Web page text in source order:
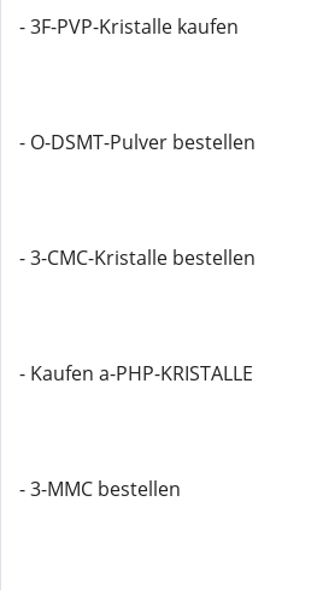
- 3F-PVP-Kristalle kaufen
- O-DSMT-Pulver bestellen
- 3-CMC-Kristalle bestellen
- Kaufen a-PHP-KRISTALLE
- 3-MMC bestellen